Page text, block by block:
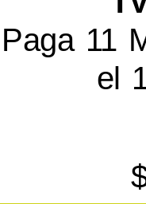
Paga 11
el